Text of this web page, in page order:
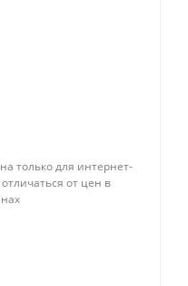
только для интернет-
от цен в